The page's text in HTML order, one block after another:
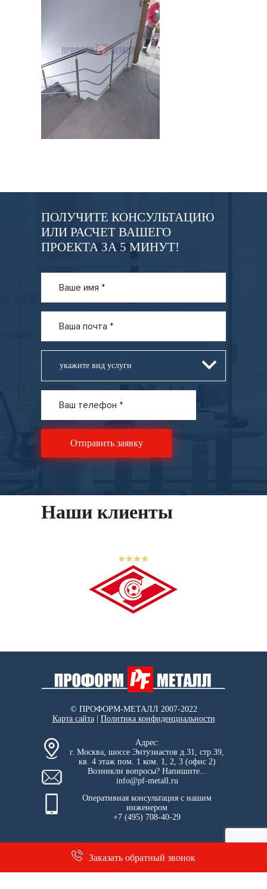
ПОЛУЧИТЕ КОНСУЛЬТАЦИЮ
ИЛИ РАСЧЕТ ВАШЕГО
ПРОЕКТА ЗА 5 МИНУТ!
укажите вид услуги
Наши клиенты
© ПРОФОРМ-МЕТАЛЛ 2007-2022
Карта сайта| Политика конфиденциальности
Адрес:
г. Москва, шоссе Энтузиастов д.31, стр.39,
кв. 4 этаж пом. 1 ком. 1, 2, 3 (офис 2)
Возникли вопросы? Напишите...
info@pf-metall.ru
Оперативная консультация с нашим
инженером
+7 (495) 708-40-29
Заказать обратный звонок